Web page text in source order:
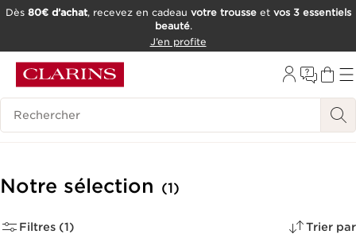
OUTIL D'ACCESSIBILITÉ
Dès 80€ d’achat, recevez en cadeau votre trousseet vos 3 essentiels
beauté.
J’en profite
Historique des recherches
Notre sélection (1)
Filtres (1) Trier par